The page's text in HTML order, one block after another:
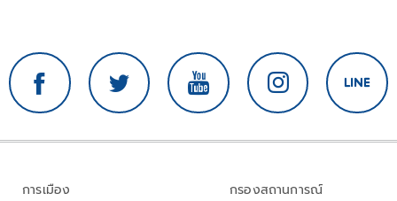
การเมือง
กรองสถานการณ์